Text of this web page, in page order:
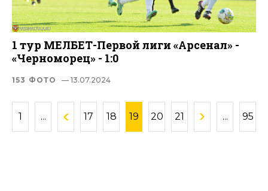
1 тур МЕЛБЕТ-Первой лиги «Арсенал» -
«Черноморец» - 1:0
153 ФОТО — 13.07.2024
1 ... 17 18 19 20 21 ... 95